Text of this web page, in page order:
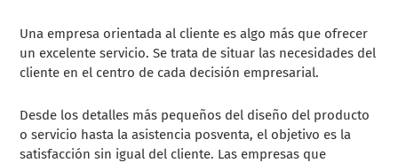
Una empresa orientada al cliente es algo más que ofrecer
un excelente servicio. Se trata de situar las necesidades del
cliente en el centro de cada decisión empresarial.
Desde los detalles más pequeños del diseño del producto
o servicio hasta la asistencia posventa, el objetivo es la
satisfacción sin igual del cliente. Las empresas que